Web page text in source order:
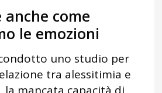
anche come
le emozioni
uno studio per
tra alessitimia e